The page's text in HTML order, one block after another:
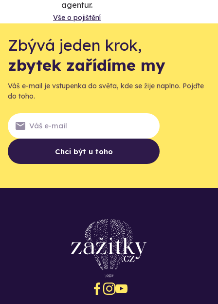
agentur.
Vše o pojištění
Zbývá jeden krok,
zbytek zařídíme my
Váš e-mail je vstupenka do světa, kde se žije naplno. Pojďte
do toho.
Chci být u toho